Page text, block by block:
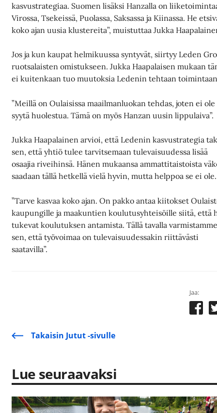
kasvustrategiaa. Suomen lisäksi Hanzalla on
Virossa, Tsekeissä, Puolassa, Saksassa ja Kiinassa. He
koko ajan uusia klustereita”, muistuttaa Jukka
Jos ja kun kaupat helmikuussa syntyvät, siirtyy Leden
ruotsalaisten omistukseen. Jukka Haapalaisen mukaan
ei kuitenkaan tuo muutoksia Ledenin tehtaan
”Meillä on Oulaisissa maailmanluokan tehdas, joten ei ole
syytä huolestua. Tämä on myös Hanzan uusin lippulaiva”.
Jukka Haapalainen arvioi, että Ledenin kasvustrategia
sen, että yhtiö tulee tarvitsemaan tulevaisuudessa lisää
osaajia riveihinsä. Hänen mukaansa ammattitaistoista
saadaan tällä hetkellä vielä hyvin, mutta helppoa se ei ole.
”Tarve kasvaa koko ajan. On pakko antaa kiitokset
kaupungille ja maakuntien koulutusyhteisöille siitä, että
tukevat koulutuksen antamista. Tällä tavalla
sen, että työvoimaa on tulevaisuudessakin riittävästi
saatavilla”.
Jaa:
Takaisin Jutut -sivulle
Lue seuraavaksi